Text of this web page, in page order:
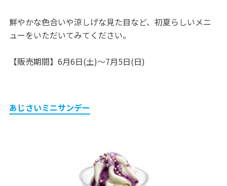
鮮やかな色合いや涼しげな見た目など、初夏らしいメニ
ューをいただいてみてください。
【販売期間】6月6日(土)～7月5日(日)
あじさいミニサンデー